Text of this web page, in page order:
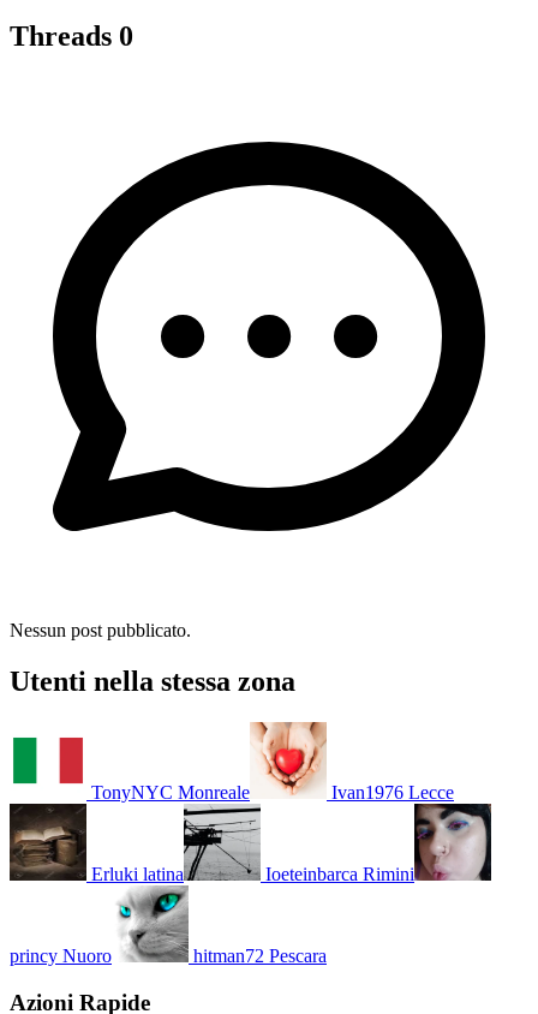
Threads 0
Nessun post pubblicato.
Utenti nella stessa zona
TonyNYC Monreale Ivan1976 Lecce
Erluki latina Ioeteinbarca Rimini
princy Nuoro hitman72 Pescara
Azioni Rapide